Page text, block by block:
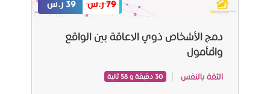
79 ر.س 39 ر.س
دمج الأشخاص ذوي الاعاقة بين الواقع
والمأمول
الثقة بالنفس 30 دقيقة و 58 ثانية